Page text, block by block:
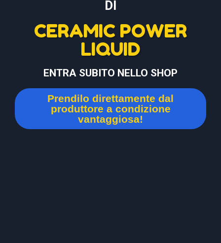
DI
CERAMIC POWER
LIQUID
ENTRA SUBITO NELLO SHOP
Prendilo direttamente dal
produttore a condizione
vantaggiosa!